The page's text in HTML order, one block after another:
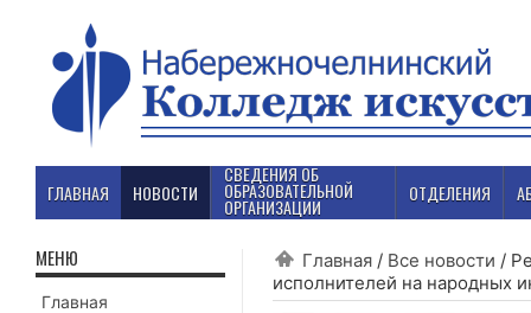
ГЛАВНАЯ НОВОСТИ
СВЕДЕНИЯ ОБ
ОБРАЗОВАТЕЛЬНОЙ
ОРГАНИЗАЦИИ
ОТДЕЛЕНИЯ
Главная / Все новости /
исполнителей на народных
МЕНЮ
Главная